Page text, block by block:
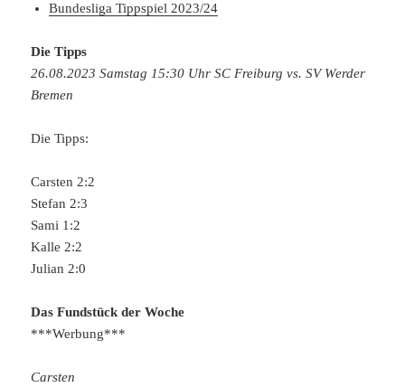
Bundesliga Tippspiel 2023/24
Die Tipps
26.08.2023 Samstag 15:30 Uhr SC Freiburg vs. SV Werder
Bremen
Die Tipps:
Carsten 2:2
Stefan 2:3
Sami 1:2
Kalle 2:2
Julian 2:0
Das Fundstück der Woche
***Werbung***
Carsten